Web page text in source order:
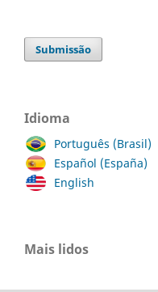
Submissão
Idioma
Português (Brasil)
Español (España)
English
Mais lidos